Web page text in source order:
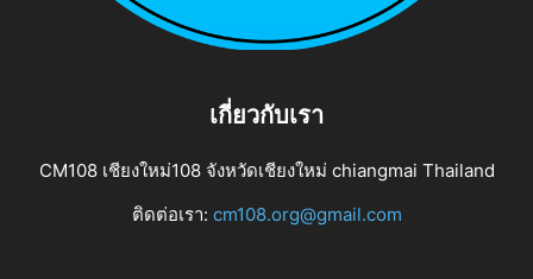
เกี่ยวกับเรา
CM108 เชียงใหม่108 จังหวัดเชียงใหม่ chiangmai Thailand
ติดต่อเรา: cm108.org@gmail.com